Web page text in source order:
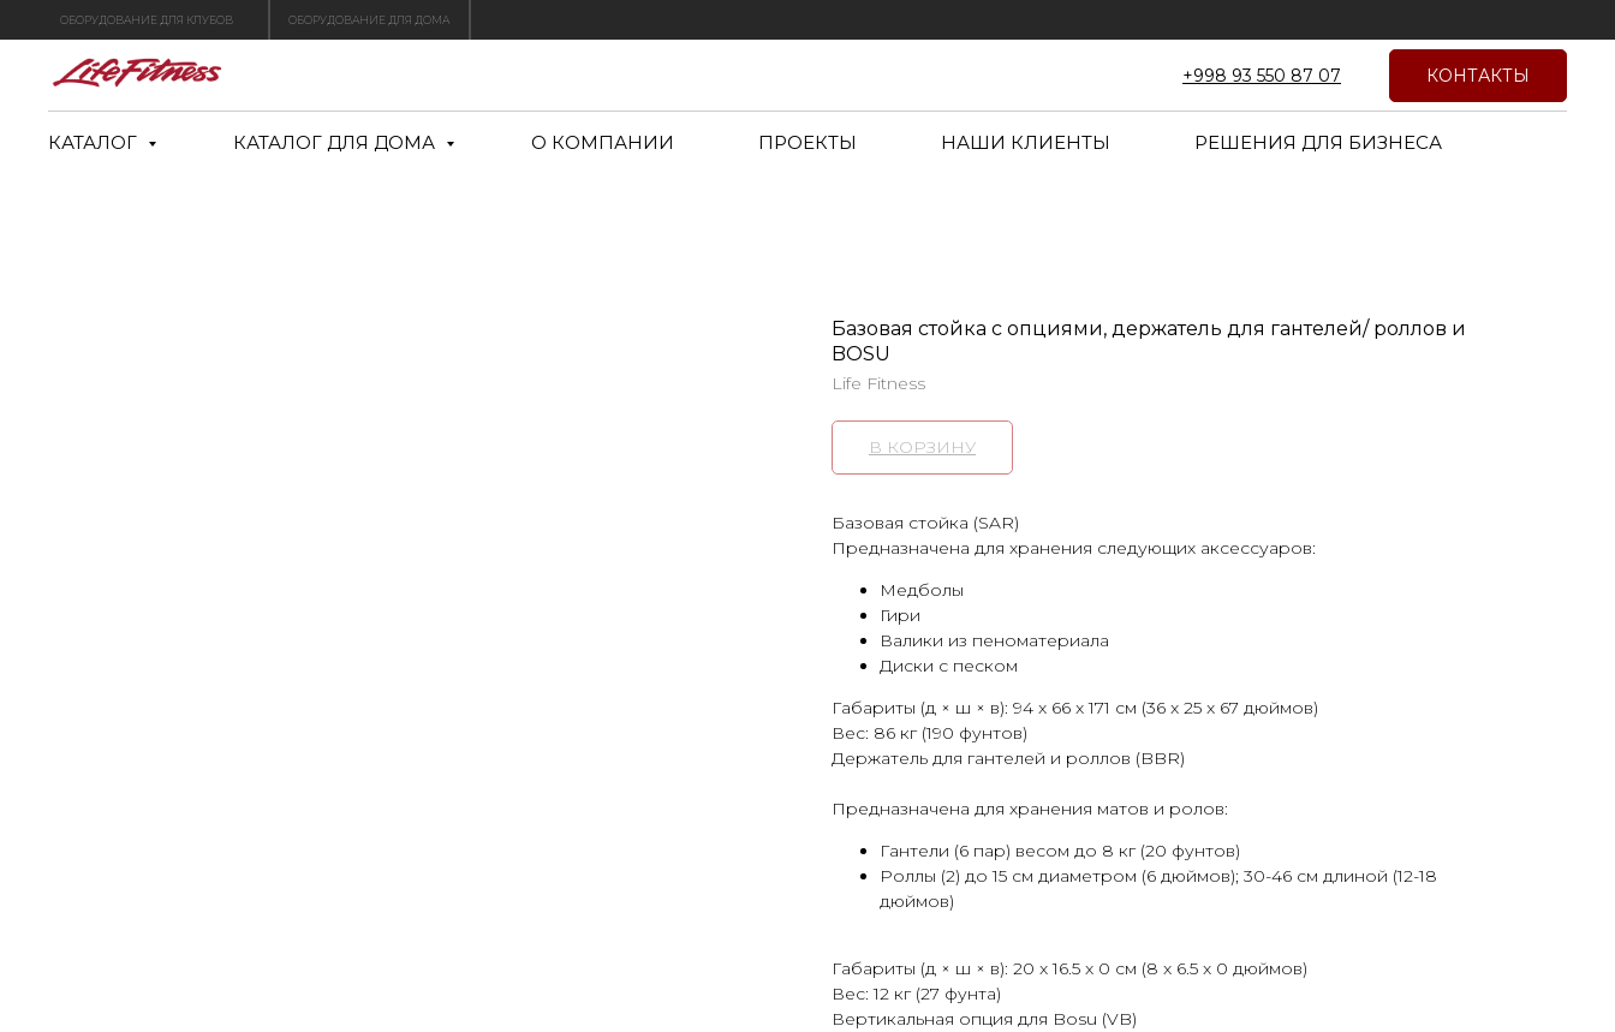
ОБОРУДОВАНИЕ ДЛЯ КЛУБОВ ОБОРУДОВАНИЕ ДЛЯ ДОМА
+998 93 550 87 07 КОНТАКТЫ
КАТАЛОГ КАТАЛОГ ДЛЯ ДОМА О КОМПАНИИ ПРОЕКТЫ НАШИ КЛИЕНТЫ РЕШЕНИЯ ДЛЯ БИЗНЕСА
Базовая стойка с опциями, держатель для гантелей/ роллов и
BOSU
Life Fitness
В КОРЗИНУ
Базовая стойка (SAR)
Предназначена для хранения следующих аксессуаров:
Медболы
Гири
Валики из пеноматериала
Диски с песком
Габариты (д × ш × в): 94 x 66 x 171 см (36 x 25 x 67 дюймов)
Вес: 86 кг (190 фунтов)
Держатель для гантелей и роллов (BBR)
Предназначена для хранения матов и ролов:
Гантели (6 пар) весом до 8 кг (20 фунтов)
Роллы (2) до 15 см диаметром (6 дюймов); 30-46 см длиной (12-18
дюймов)
Габариты (д × ш × в): 20 x 16.5 x 0 см (8 x 6.5 x 0 дюймов)
Вес: 12 кг (27 фунта)
Вертикальная опция для Bosu (VB)